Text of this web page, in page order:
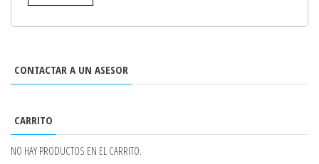
CONTACTAR A UN ASESOR
CARRITO
NO HAY PRODUCTOS EN EL CARRITO.